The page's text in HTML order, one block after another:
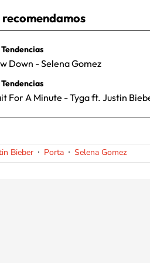
recomendamos
Tendencias
Down - Selena Gomez
Tendencias
For A Minute - Tyga ft. Justin
Bieber Porta Selena Gomez